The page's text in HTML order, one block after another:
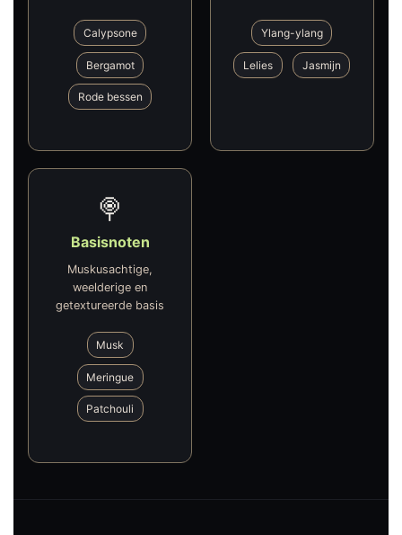
Calypsone
Bergamot
Rode bessen
Ylang-ylang
Lelies Jasmijn
🍭
Basisnoten
Muskusachtige,
weelderige en
getextureerde basis
Musk
Meringue
Patchouli